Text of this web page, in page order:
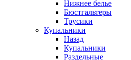
Нижнее белье
Бюстгальтеры
Трусики
Купальники
Назад
Купальники
Раздельные